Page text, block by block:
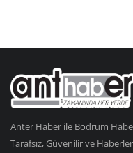
Anter Haber ile Bodrum
Tarafsız, Güvenilir ve